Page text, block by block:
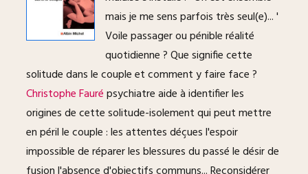
mais je me sens parfois très seul(e)... '
Voile passager ou pénible réalité
quotidienne ? Que signifie cette
solitude dans le couple et comment y faire face ?
Christophe Faurépsychiatre aide à identifier les
origines de cette solitude-isolement qui peut mettre
en péril le couple : les attentes déçues l'espoir
impossible de réparer les blessures du passé le désir de